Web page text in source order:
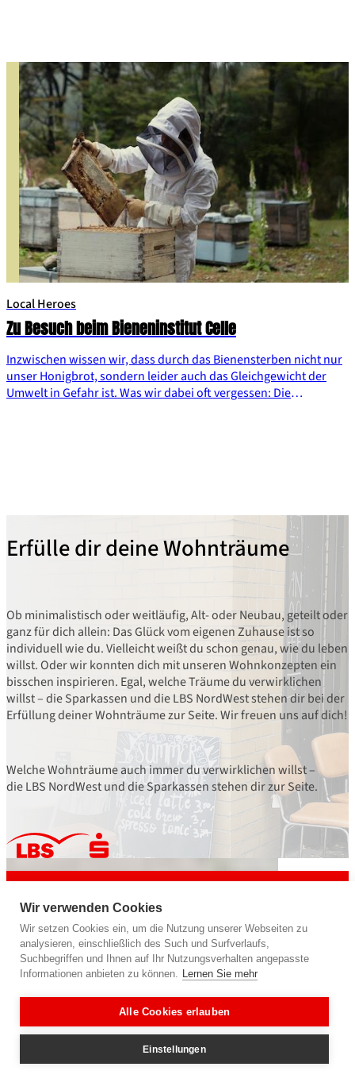
Local Heroes
Zu Besuch beim Bieneninstitut Celle
Inzwischen wissen wir, dass durch das Bienensterben nicht nur
unser Honigbrot, sondern leider auch das Gleichgewicht der
Umwelt in Gefahr ist. Was wir dabei oft vergessen: Die
Erfülle dir deine Wohnträume
Ob minimalistisch oder weitläufig, Alt- oder Neubau, geteilt oder
ganz für dich allein: Das Glück vom eigenen Zuhause ist so
individuell wie du. Vielleicht weißt du schon genau, wie du leben
willst. Oder wir konnten dich mit unseren Wohnkonzepten ein
bisschen inspirieren. Egal, welche Träume du verwirklichen
willst – die Sparkassen und die LBS NordWest stehen dir bei der
Erfüllung deiner Wohnträume zur Seite. Wir freuen uns auf dich!
Welche Wohnträume auch immer du verwirklichen willst –
die LBS NordWest und die Sparkassen stehen dir zur Seite.
Wir geben deiner Zukunft ein Zuhause.
Folge uns auf
Sicherheit und Datenschutz (Instagram + Facebook)
Wir verwenden Cookies
Wir setzen Cookies ein, um die Nutzung unserer Webseiten zu
analysieren, einschließlich des Such und Surfverlaufs,
Suchbegriffen und Ihnen auf Ihr Nutzungsverhalten angepasste
Informationen anbieten zu können. Lernen Sie mehr
Alle Cookies erlauben
Einstellungen